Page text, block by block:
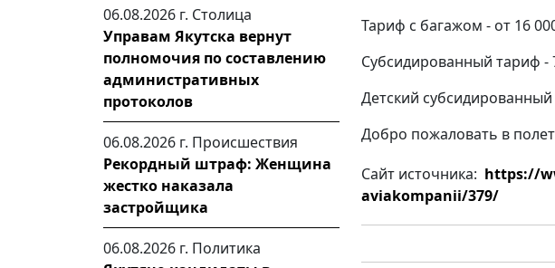
06.08.2026 г. Столица
Управам Якутска вернут
полномочия по составлению
административных
протоколов
06.08.2026 г. Происшествия
Рекордный штраф: Женщина
жестко наказала
застройщика
06.08.2026 г. Политика
Тариф с багажом - от 16
Субсидированный тариф -
Детский субсидированный
Добро пожаловать в
Сайт источника: https://
aviakompanii/379/